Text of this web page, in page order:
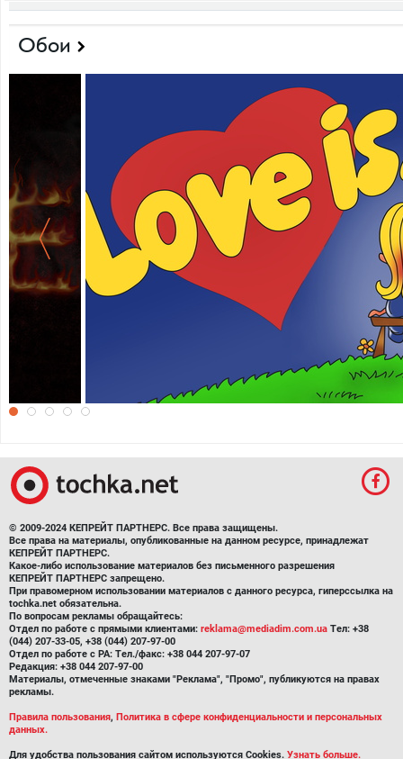
Обои
Love is...
© 2009-2024 КЕПРЕЙТ ПАРТНЕРС. Все права защищены.
Все права на материалы, опубликованные на данном ресурсе, принадлежат
КЕПРЕЙТ ПАРТНЕРС.
Какое-либо использование материалов без письменного разрешения
КЕПРЕЙТ ПАРТНЕРС запрещено.
При правомерном использовании материалов с данного ресурса, гиперссылка на
tochka.net обязательна.
По вопросам рекламы обращайтесь:
Отдел по работе с прямыми клиентами: reklama@mediadim.com.ua Тел: +38
(044) 207-33-05, +38 (044) 207-97-00
Отдел по работе с РА: Тел./факс: +38 044 207-97-07
Редакция: +38 044 207-97-00
Материалы, отмеченные знаками "Реклама", "Промо", публикуются на правах
рекламы.
Правила пользования, Политика в сфере конфиденциальности и персональных
данных.
Для удобства пользования сайтом используются Cookies. Узнать больше.